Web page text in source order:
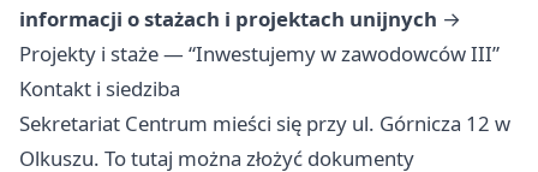
informacji o stażach i projektach unijnych →
Projekty i staże — “Inwestujemy w zawodowców III”
Kontakt i siedziba
Sekretariat Centrum mieści się przy ul. Górnicza 12 w
Olkuszu. To tutaj można złożyć dokumenty